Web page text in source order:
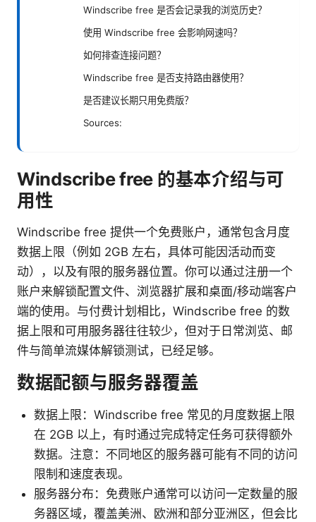
Windscribe free 是否会记录我的浏览历史？
使用 Windscribe free 会影响网速吗？
如何排查连接问题？
Windscribe free 是否支持路由器使用？
是否建议长期只用免费版？
Sources:
Windscribe free 的基本介绍与可
用性
Windscribe free 提供一个免费账户，通常包含月度
数据上限（例如 2GB 左右，具体可能因活动而变
动），以及有限的服务器位置。你可以通过注册一个
账户来解锁配置文件、浏览器扩展和桌面/移动端客户
端的使用。与付费计划相比，Windscribe free 的数
据上限和可用服务器往往较少，但对于日常浏览、邮
件与简单流媒体解锁测试，已经足够。
数据配额与服务器覆盖
数据上限：Windscribe free 常见的月度数据上限
在 2GB 以上，有时通过完成特定任务可获得额外
数据。注意：不同地区的服务器可能有不同的访问
限制和速度表现。
服务器分布：免费账户通常可以访问一定数量的服
务器区域，覆盖美洲、欧洲和部分亚洲区，但会比